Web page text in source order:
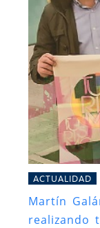
ACTUALIDAD
Martín
realizando